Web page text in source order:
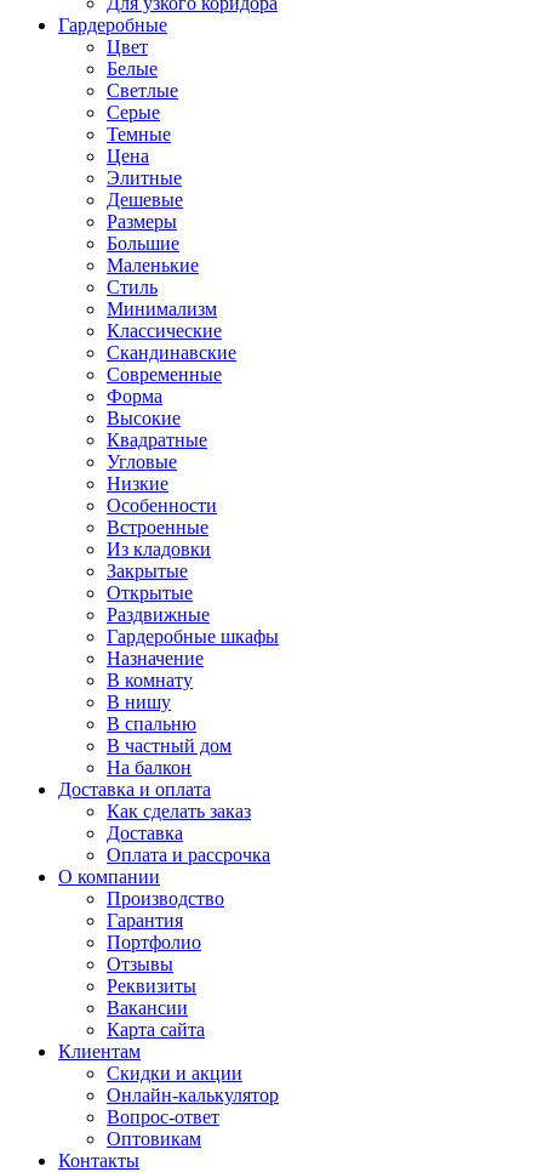
Гардеробные
Цвет
Белые
Светлые
Серые
Темные
Цена
Элитные
Дешевые
Размеры
Большие
Маленькие
Стиль
Минимализм
Классические
Скандинавские
Современные
Форма
Высокие
Квадратные
Угловые
Низкие
Особенности
Встроенные
Из кладовки
Закрытые
Открытые
Раздвижные
Гардеробные шкафы
Назначение
В комнату
В нишу
В спальню
В частный дом
На балкон
Доставка и оплата
Как сделать заказ
Доставка
Оплата и рассрочка
О компании
Производство
Гарантия
Портфолио
Отзывы
Реквизиты
Вакансии
Карта сайта
Клиентам
Скидки и акции
Онлайн-калькулятор
Вопрос-ответ
Оптовикам
Контакты